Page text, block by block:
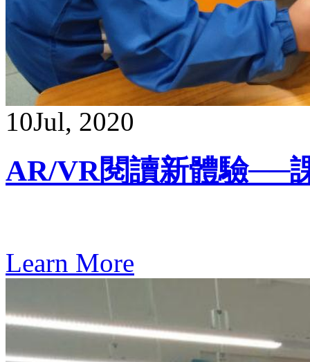
10Jul, 2020
AR/VR閱讀新體驗──
Learn More